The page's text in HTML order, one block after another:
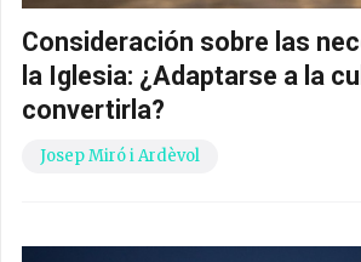
Consideración sobre las
la Iglesia: ¿Adaptarse a la
convertirla?
Josep Miró i Ardèvol